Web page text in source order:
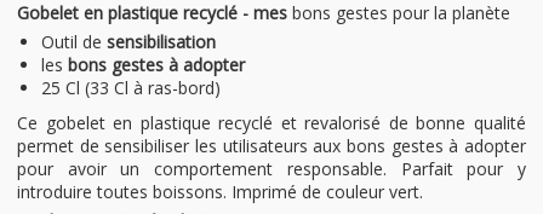
Gobelet en plastique recyclé - mes bons gestes pour la planète
Outil de sensibilisation
les bons gestes à adopter
25 Cl (33 Cl à ras-bord)
Ce gobelet en plastique recyclé et revalorisé de bonne qualité
permet de sensibiliser les utilisateurs aux bons gestes à adopter
pour avoir un comportement responsable. Parfait pour y
introduire toutes boissons. Imprimé de couleur vert.